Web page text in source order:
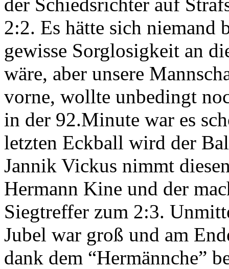
2:2. Es hätte sich niemand
gewisse Sorglosigkeit an
wäre, aber unsere
vorne, wollte unbedingt
in der 92.Minute war es
letzten Eckball wird der
Jannik Vickus nimmt
Hermann Kine und der
Siegtreffer zum 2:3.
Jubel war groß und am
dank dem “Hermännche”